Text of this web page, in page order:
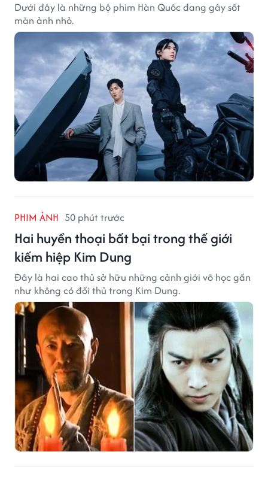
Dưới đây là những bộ phim Hàn Quốc đang gây sốt
màn ảnh nhỏ.
PHIM ẢNH 50 phút trước
Hai huyền thoại bất bại trong thế giới
kiếm hiệp Kim Dung
Đây là hai cao thủ sở hữu những cảnh giới võ học gần
như không có đối thủ trong Kim Dung.